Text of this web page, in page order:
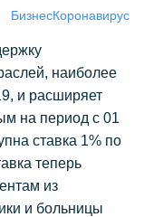
БизнесКоронавирус
наиболее
и расширяет
на период с 01
ставка 1% по
теперь
из
и больницы